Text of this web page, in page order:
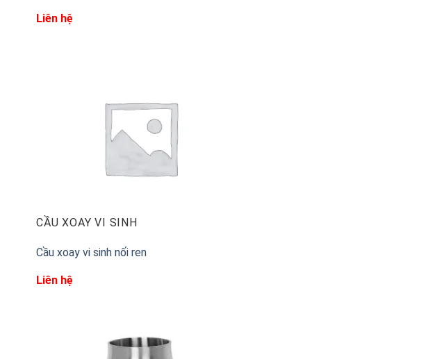
Liên hệ
CẦU XOAY VI SINH
Cầu xoay vi sinh nối ren
Liên hệ